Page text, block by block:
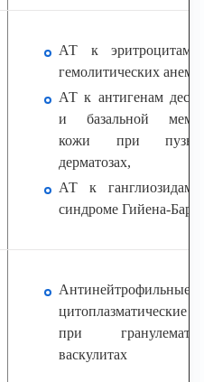
АТ к эритроцитам
гемолитических
АТ к антигенам
и базальной
кожи при
дерматозах,
АТ к ганглиозидам
синдроме Гийена-
Антинейтрофильные
при
васкулитах